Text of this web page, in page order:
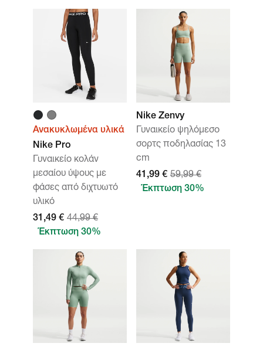
Ανακυκλωμένα υλικά
Nike Pro
Γυναικείο κολάν
μεσαίου ύψους με
φάσες από διχτυωτό
υλικό
31,49 € 44,99 €
Έκπτωση 30%
Nike Zenvy
Γυναικείο ψηλόμεσο
σορτς ποδηλασίας 13
cm
41,99 € 59,99 €
Έκπτωση 30%